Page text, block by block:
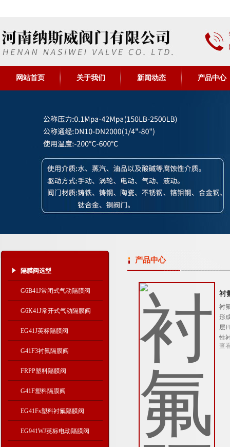
网站首页 关于我们 新闻动态 产品中心
隔膜阀选型
G6B41J常闭式气动隔膜阀
G6K41J常开式气动隔膜阀
EG41J英标隔膜阀
G41F3衬氟隔膜阀
FRPP塑料隔膜阀
G41F塑料隔膜阀
EG41Fs塑料衬氟隔膜阀
EG941WJ英标电动隔膜阀
产品中心
衬
衬
形
层
性
查